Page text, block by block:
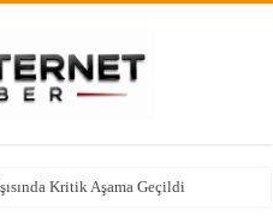
Kritik Aşama Geçildi